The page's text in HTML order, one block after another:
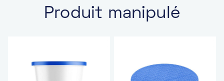
Produit manipulé